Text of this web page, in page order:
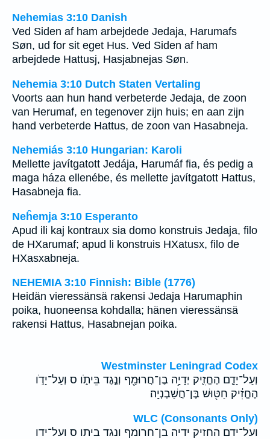
Nehemias 3:10 Danish
Ved Siden af ham arbejdede Jedaja, Harumafs
Søn, ud for sit eget Hus. Ved Siden af ham
arbejdede Hattusj, Hasjabnejas Søn.
Nehemia 3:10 Dutch Staten Vertaling
Voorts aan hun hand verbeterde Jedaja, de zoon
van Herumaf, en tegenover zijn huis; en aan zijn
hand verbeterde Hattus, de zoon van Hasabneja.
Nehemiás 3:10 Hungarian: Karoli
Mellette javítgatott Jedája, Harumáf fia, és pedig a
maga háza ellenébe, és mellette javítgatott Hattus,
Hasabneja fia.
Neĥemja 3:10 Esperanto
Apud ili kaj kontraux sia domo konstruis Jedaja, filo
de HXarumaf; apud li konstruis HXatusx, filo de
HXasxabneja.
NEHEMIA 3:10 Finnish: Bible (1776)
Heidän vieressänsä rakensi Jedaja Harumaphin
poika, huoneensa kohdalla; hänen vieressänsä
rakensi Hattus, Hasabnejan poika.
Westminster Leningrad Codex
וְעַל־יָדָ֧ם הֶחֱזִ֛יק יְדָיָ֥ה בֶן־חֲרוּמַ֖ף וְנֶ֣גֶד בֵּיתֹ֑ו ס וְעַל־יָדֹ֣ו
הֶחֱזִ֔יק חַטּ֖וּשׁ בֶּן־חֲשַׁבְנְיָֽה׃
WLC (Consonants Only)
ועל־ידם החזיק ידיה בן־חרומף ונגד ביתו ס ועל־ידו